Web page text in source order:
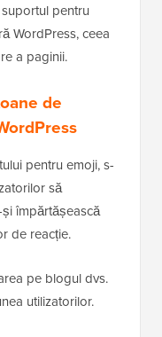
pentru
WordPress, ceea
a paginii.
de
pentru emoji, s-
să
împărtășească
de reacție.
pe blogul dvs.
utilizatorilor.